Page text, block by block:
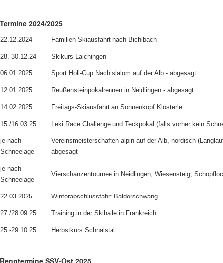
Termine 2024/2025
22.12.2024 Familien-Skiausfahrt nach Bichlbach
28.-30.12.24 Skikurs Laichingen
06.01.2025 Sport Holl-Cup Nachtslalom auf der Alb - abgesagt
12.01.2025 Reußensteinpokalrennen in Neidlingen - abgesagt
14.02.2025 Freitags-Skiausfahrt an Sonnenkopf Klösterle
15./16.03.25 Leki Race Challenge und Teckpokal (falls vorher kein
je nach
Schneelage
Vereinsmeisterschaften alpin auf der Alb, nordisch
abgesagt
je nach
Schneelage
Vierschanzentournee in Neidlingen, Wiesensteig,
22.03.2025 Winterabschlussfahrt Balderschwang
27./28.09.25 Training in der Skihalle in Frankreich
25.-29.10.25 Herbstkurs Schnalstal
Renntermine SSV-Ost 2025